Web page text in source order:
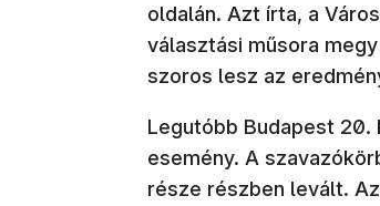
oldalán. Azt írta, a
választási műsora
szoros lesz az
Legutóbb Budapest
esemény. A
része részben levált.